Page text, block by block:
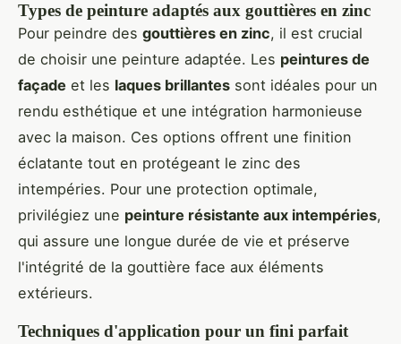
Types de peinture adaptés aux gouttières en zinc
Pour peindre des gouttières en zinc, il est crucial
de choisir une peinture adaptée. Les peintures de
façade et les laques brillantes sont idéales pour un
rendu esthétique et une intégration harmonieuse
avec la maison. Ces options offrent une finition
éclatante tout en protégeant le zinc des
intempéries. Pour une protection optimale,
privilégiez une peinture résistante aux intempéries,
qui assure une longue durée de vie et préserve
l'intégrité de la gouttière face aux éléments
extérieurs.
Techniques d'application pour un fini parfait